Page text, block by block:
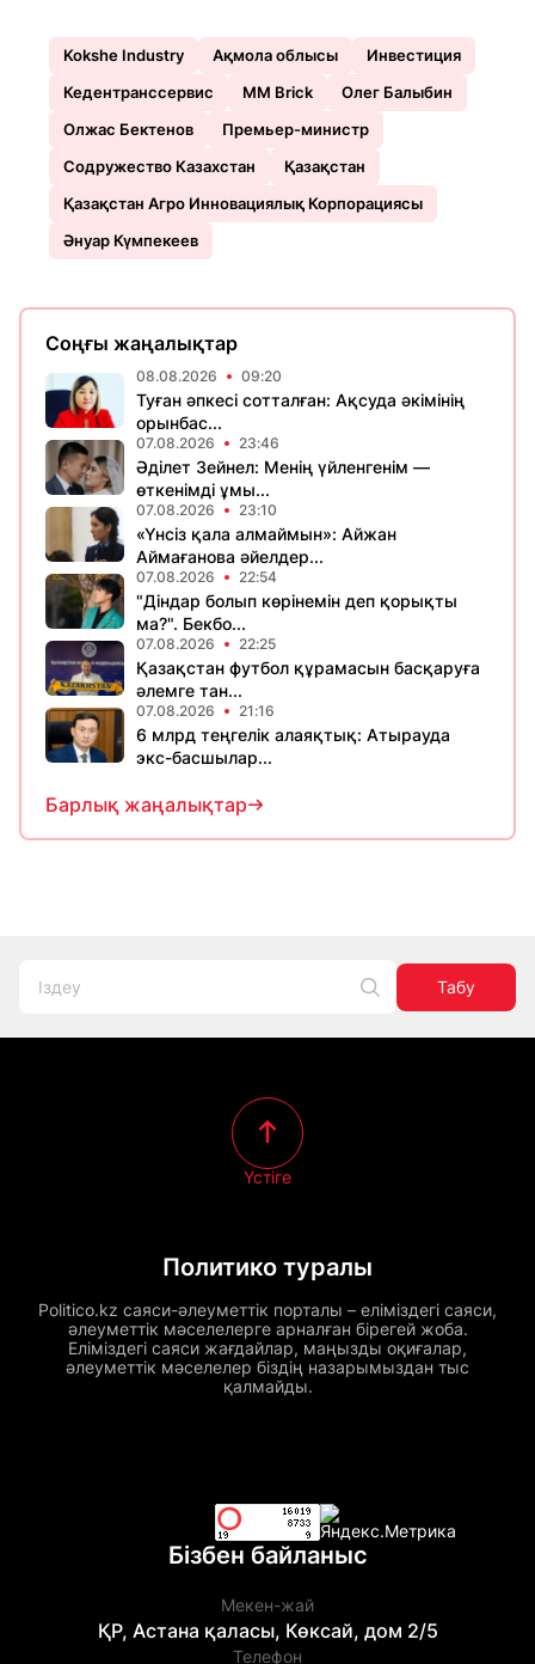
Kokshe Industry Ақмола облысы
Инвестиция
Кедентранссервис
ММ Brick
Олег Балыбин
Олжас Бектенов
Премьер-министр
Содружество Казахстан
Қазақстан
Қазақстан Агро Инновациялық Корпорациясы
Әнуар Күмпекеев
Соңғы жаңалықтар
08.08.2026 09:20
Туған әпкесі сотталған: Ақсуда әкімінің
орынбас...
07.08.2026 23:46
Әділет Зейнел: Менің үйленгенім —
өткенімді ұмы...
07.08.2026 23:10
«Үнсіз қала алмаймын»: Айжан
Аймағанова әйелдер...
07.08.2026 22:54
"Діндар болып көрінемін деп қорықты
ма?". Бекбо...
07.08.2026 22:25
Қазақстан футбол құрамасын басқаруға
әлемге тан...
07.08.2026 21:16
6 млрд теңгелік алаяқтық: Атырауда
экс-басшылар...
Барлық жаңалықтар
Табу
Политико туралы
Politico.kz саяси-әлеуметтік порталы – еліміздегі саяси,
әлеуметтік мәселелерге арналған бірегей жоба.
Еліміздегі саяси жағдайлар, маңызды оқиғалар,
әлеуметтік мәселелер біздің назарымыздан тыс
қалмайды.
Үстіге
Бізбен байланыс
Мекен-жай
ҚР, Астана қаласы, Көксай, дом 2/5
Телефон